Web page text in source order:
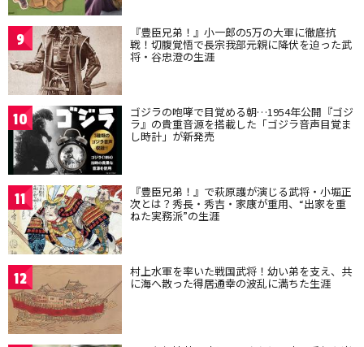
9 『豊臣兄弟！』小一郎の5万の大軍に徹底抗
戦！切腹覚悟で長宗我部元親に降伏を迫った武
将・谷忠澄の生涯
10 ゴジラの咆哮で目覚める朝…1954年公開『ゴジ
ラ』の貴重音源を搭載した「ゴジラ音声目覚ま
し時計」が新発売
11 『豊臣兄弟！』で萩原護が演じる武将・小堀正
次とは？秀長・秀吉・家康が重用、“出家を重
ねた実務派”の生涯
12 村上水軍を率いた戦国武将！幼い弟を支え、共
に海へ散った得居通幸の波乱に満ちた生涯